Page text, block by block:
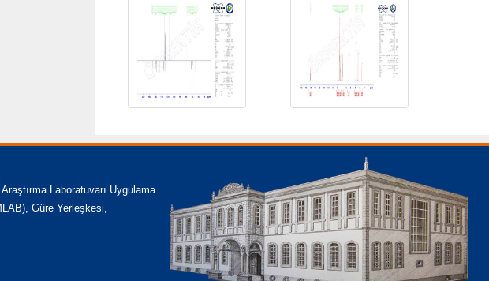
Laboratuvarı Uygulama
Güre Yerleşkesi,